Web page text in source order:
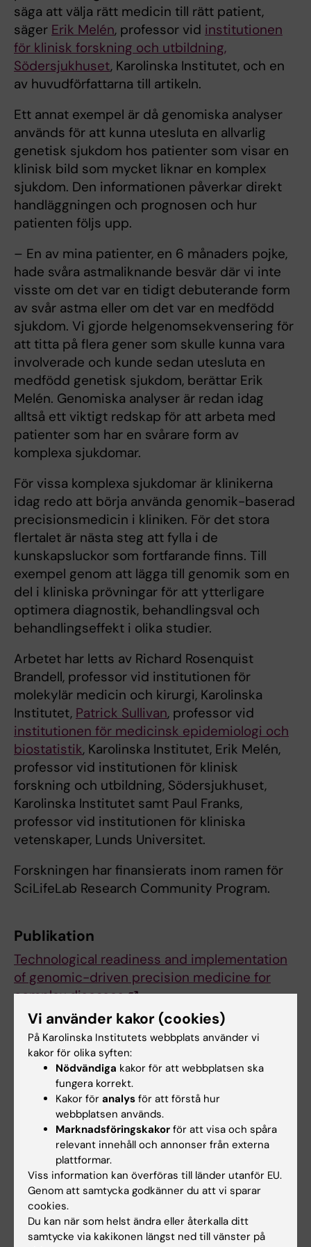
säga att välja rätt medicin till rätt patient,
säger Erik Melén, professor vid institutionen
för klinisk forskning och utbildning,
Södersjukhuset, Karolinska Institutet, och en
av huvudförfattarna till artikeln.
Ett annat exempel är då genomiska analyser
används för att kunna utesluta en allvarlig
genetisk sjukdom hos patienter som visar en
klinisk bild som mycket liknar en komplex
sjukdom. Den informationen påverkar direkt
handläggningen och prognosen och hur
patienten följs upp.
– En av mina patienter, en 6 månaders pojke,
hade svåra astmaliknande besvär där vi inte
visste om det var en tidigt debuterande form
av svår astma eller om det var en medfödd
sjukdom. Vi gjorde helgenomsekvensering för
att titta på flera gener som skulle kunna vara
involverade och kunde sedan utesluta en
medfödd genetisk sjukdom, berättar Erik
Melén. Genomiska analyser är redan idag
alltså ett viktigt redskap för att arbeta med
patienter som har en svårare form av
komplexa sjukdomar.
För vissa komplexa sjukdomar är klinikerna
idag redo att börja använda genomik-baserad
precisionsmedicin i kliniken. För det stora
flertalet är nästa steg att fylla i de
kunskapsluckor som fortfarande finns. Till
exempel genom att lägga till genomik som en
del i kliniska prövningar för att ytterligare
optimera diagnostik, behandlingsval och
behandlingseffekt i olika studier.
Arbetet har letts av Richard Rosenquist
Brandell, professor vid institutionen för
molekylär medicin och kirurgi, Karolinska
Institutet, Patrick Sullivan, professor vid
institutionen för medicinsk epidemiologi och
biostatistik, Karolinska Institutet, Erik Melén,
professor vid institutionen för klinisk
forskning och utbildning, Södersjukhuset,
Karolinska Institutet samt Paul Franks,
professor vid institutionen för kliniska
vetenskaper, Lunds Universitet.
Forskningen har finansierats inom ramen för
SciLifeLab Research Community Program.
Publikation
Technological readiness and implementation
of genomic-driven precision medicine for
complex diseases
Franks PW, Melén E, Friedman M, Sundström J,
Kockum I, Klareskog L, Almqvist C, Bergen SE,
Czene K, Hägg S, Hall P, Johnell K, Malarstig A,
Catrina A, Hagström H, Benson M, Gustav
Smith J, Gomez MF, Orho-Melander M,
Jacobsson B, Halfvarson J, Repsilber D, Oresic
M, Jern C, Melin B, Ohlsson C, Fall T, Rönnblom
L, Wadelius M, Nordmark G, Johansson Å,
Rosenquist R, Sullivan PF.J Intern Med 2021
Jul;():
Vi använder kakor (cookies)
På Karolinska Institutets webbplats använder vi
kakor för olika syften:
Nödvändiga kakor för att webbplatsen ska
fungera korrekt.
Kakor för analys för att förstå hur
webbplatsen används.
Marknadsföringskakor för att visa och spåra
relevant innehåll och annonser från externa
plattformar.
Viss information kan överföras till länder utanför EU.
Genom att samtycka godkänner du att vi sparar
cookies.
Du kan när som helst ändra eller återkalla ditt
samtycke via kakikonen längst ned till vänster på